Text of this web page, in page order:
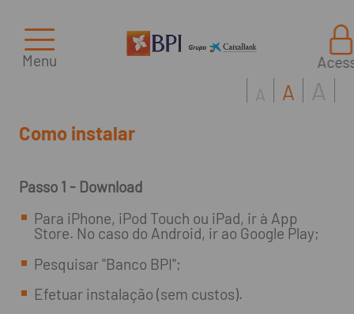
Menu
Como instalar
A A A
Passo 1 - Download
Para iPhone, iPod Touch ou iPad, ir à App
Store. No caso do Android, ir ao Google Play;
Pesquisar "Banco BPI";
Efetuar instalação (sem custos).